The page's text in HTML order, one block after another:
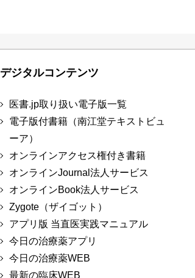
デジタルコンテンツ
医書.jp取り扱い電子版一覧
電子版付書籍（南江堂テキストビュ
ーア）
オンラインアクセス権付き書籍
オンラインJournal法人サービス
オンラインBook法人サービス
Zygote（ザイゴット）
アプリ版 当直医実践マニュアル
今日の治療薬アプリ
今日の治療薬WEB
最新の臨床WEB